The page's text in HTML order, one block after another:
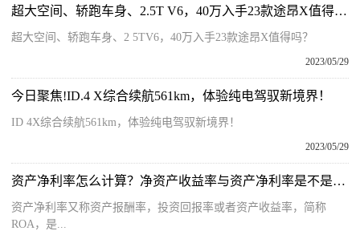
超大空间、轿跑车身、2.5T V6，40万入手23款途昂X值得吗？
超大空间、轿跑车身、2 5TV6，40万入手23款途昂X值得吗？
2023/05/29
今日聚焦!ID.4 X综合续航561km，体验纯电驾驭新境界！
ID 4X综合续航561km，体验纯电驾驭新境界！
2023/05/29
资产净利率怎么计算？净资产收益率与资产净利率是不是一回事？
资产净利率又称资产报酬率，投资回报率或者资产收益率，简称
ROA，是...